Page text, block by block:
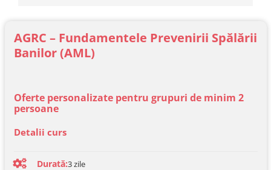
AGRC – Fundamentele Prevenirii Spălării
Banilor (AML)
Oferte personalizate pentru grupuri de minim 2
persoane
Detalii curs
Durată:3zile